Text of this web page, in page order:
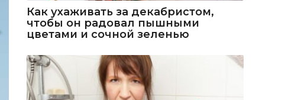
Как ухаживать за декабристом,
чтобы он радовал пышными
цветами и сочной зеленью